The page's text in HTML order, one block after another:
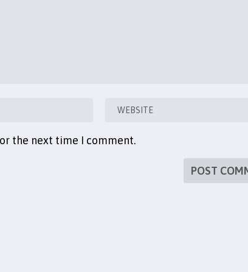
the next time I comment.